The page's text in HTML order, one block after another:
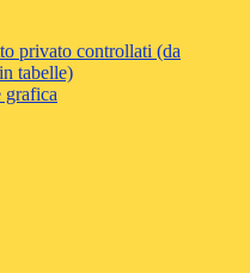
privato controllati (da
tabelle)
grafica